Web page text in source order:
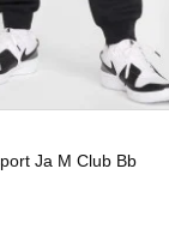
Ja M Club Bb